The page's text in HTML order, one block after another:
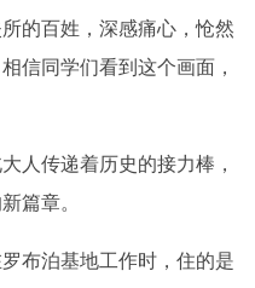
的百姓，深感痛心，怆然
信同学们看到这个画面，
人传递着历史的接力棒，
篇章。
布泊基地工作时，住的是